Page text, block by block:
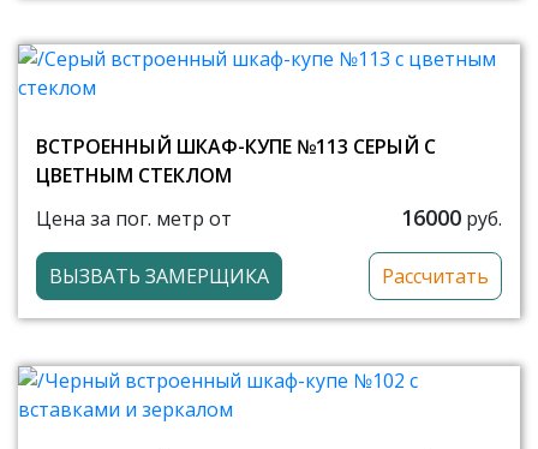
ВСТРОЕННЫЙ ШКАФ-КУПЕ №113 СЕРЫЙ С
ЦВЕТНЫМ СТЕКЛОМ
Цена за пог. метр от
16000 руб.
ВЫЗВАТЬ ЗАМЕРЩИКА Рассчитать